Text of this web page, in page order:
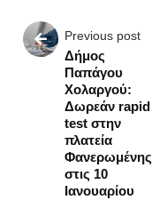
Previous post
Δήμος
Παπάγου
Χολαργού:
Δωρεάν rapid
test στην
πλατεία
Φανερωμένης
στις 10
Ιανουαρίου